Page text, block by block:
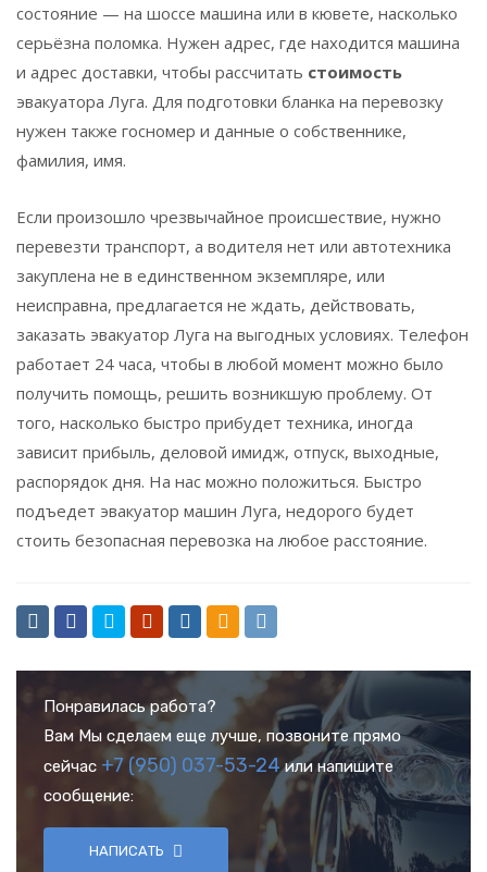
состояние — на шоссе машина или в кювете, насколько
серьёзна поломка. Нужен адрес, где находится машина
и адрес доставки, чтобы рассчитать стоимость
эвакуатора Луга. Для подготовки бланка на перевозку
нужен также госномер и данные о собственнике,
фамилия, имя.
Если произошло чрезвычайное происшествие, нужно
перевезти транспорт, а водителя нет или автотехника
закуплена не в единственном экземпляре, или
неисправна, предлагается не ждать, действовать,
заказать эвакуатор Луга на выгодных условиях. Телефон
работает 24 часа, чтобы в любой момент можно было
получить помощь, решить возникшую проблему. От
того, насколько быстро прибудет техника, иногда
зависит прибыль, деловой имидж, отпуск, выходные,
распорядок дня. На нас можно положиться. Быстро
подъедет эвакуатор машин Луга, недорого будет
стоить безопасная перевозка на любое расстояние.
Понравилась работа?
Вам Мы сделаем еще лучше, позвоните прямо
сейчас +7 (950) 037-53-24или напишите
сообщение:
НАПИСАТЬ